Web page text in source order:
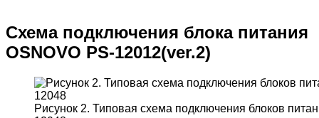
Схема подключения блока питания
OSNOVO PS-12012(ver.2)
Рисунок 2. Типовая схема подключения блоков